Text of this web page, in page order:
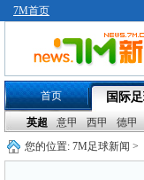
7M首页
首页 国际
英超 意甲 西甲 德甲
您的位置: 7M足球新闻 >